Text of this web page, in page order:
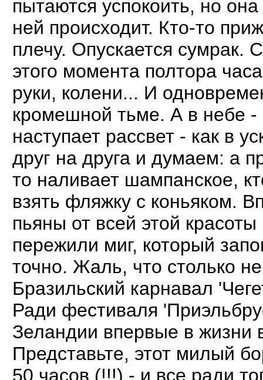
пытаются успокоить, но
ней происходит. Кто-то
плечу. Опускается
этого момента полтора
руки, колени... И
кромешной тьме. А в небе
наступает рассвет - как в
друг на друга и думаем: а
то наливает шампанское,
взять фляжку с коньяком.
пьяны от всей этой
пережили миг, который
точно. Жаль, что столько
Бразильский карнавал
Ради фестиваля
Зеландии впервые в жизни
Представьте, этот милый
50 часов (!!!) - и все ради